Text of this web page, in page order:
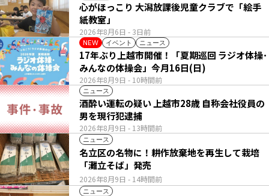
2026年8月6日 - 3日前
心がほっこり 大潟放課後児童クラブで「絵手
紙教室」
NEW イベント ニュース
2026年8月9日 - 10時間前
17年ぶり上越市開催！「夏期巡回 ラジオ体操･
みんなの体操会」今月16日(日)
ニュース
2026年8月9日 - 13時間前
酒酔い運転の疑い 上越市28歳 自称会社役員の
男を現行犯逮捕
ニュース
2026年8月9日 - 14時間前
名立区の名物に！耕作放棄地を再生して栽培
「灘立そば」発売
ニュース